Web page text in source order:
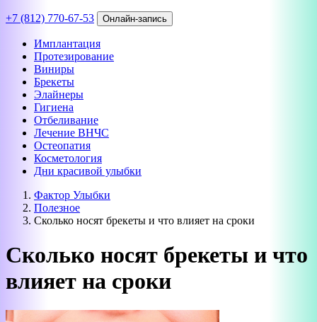
+7 (812) 770-67-53 Онлайн-запись
Имплантация
Протезирование
Виниры
Брекеты
Элайнеры
Гигиена
Отбеливание
Лечение ВНЧС
Остеопатия
Косметология
Дни красивой улыбки
Фактор Улыбки
Полезное
Сколько носят брекеты и что влияет на сроки
Сколько носят брекеты и что
влияет на сроки